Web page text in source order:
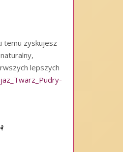
temu zyskujesz
lepszych